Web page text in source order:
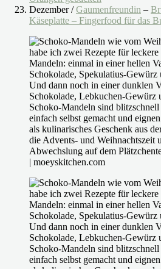
Dezember /Gaumenfreundin –
Käseplatte – Fingerfood für das